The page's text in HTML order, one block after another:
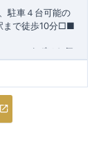
駐車４台可能の
まで徒歩10分□■
まずはお気
可能
用！ 雨・気温
ペースや、
ちな朝でも家族